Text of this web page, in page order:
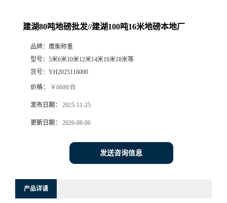
建湖80吨地磅批发//建湖100吨16米地磅本地厂
品牌： 鹰衡称重
型号： 5米6米10米12米14米16米18米等
货号： YH2025116000
价格： ￥6600/台
发布日期： 2025-11-25
更新日期： 2026-08-06
发送咨询信息
产品详请